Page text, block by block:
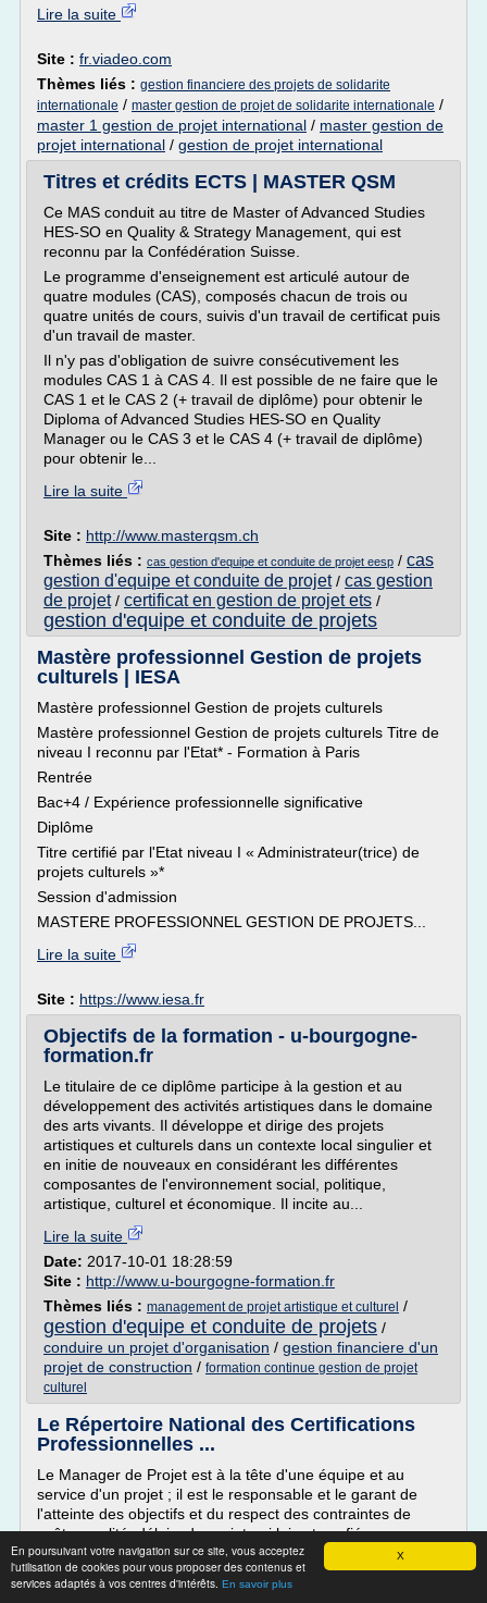
X
En poursuivant votre navigation sur ce site, vous acceptez
l'utilisation de cookies pour vous proposer des contenus et
services adaptés à vos centres d'intérêts. En savoir plus
Lire la suite
Site : fr.viadeo.com
Thèmes liés : gestion financiere des projets de solidarite
internationale / master gestion de projet de solidarite internationale /
master 1 gestion de projet international / master gestion de
projet international / gestion de projet international
Titres et crédits ECTS | MASTER QSM
Ce MAS conduit au titre de Master of Advanced Studies
HES-SO en Quality & Strategy Management, qui est
reconnu par la Confédération Suisse.
Le programme d'enseignement est articulé autour de
quatre modules (CAS), composés chacun de trois ou
quatre unités de cours, suivis d'un travail de certificat puis
d'un travail de master.
Il n'y pas d'obligation de suivre consécutivement les
modules CAS 1 à CAS 4. Il est possible de ne faire que le
CAS 1 et le CAS 2 (+ travail de diplôme) pour obtenir le
Diploma of Advanced Studies HES-SO en Quality
Manager ou le CAS 3 et le CAS 4 (+ travail de diplôme)
pour obtenir le...
Lire la suite
Site : http://www.masterqsm.ch
Thèmes liés : cas gestion d'equipe et conduite de projet eesp / cas
gestion d'equipe et conduite de projet/ cas gestion
de projet/ certificat en gestion de projet ets /
gestion d'equipe et conduite de projets
Mastère professionnel Gestion de projets
culturels | IESA
Mastère professionnel Gestion de projets culturels
Mastère professionnel Gestion de projets culturels Titre de
niveau I reconnu par l'Etat* - Formation à Paris
Rentrée
Bac+4 / Expérience professionnelle significative
Diplôme
Titre certifié par l'Etat niveau I « Administrateur(trice) de
projets culturels »*
Session d'admission
MASTERE PROFESSIONNEL GESTION DE PROJETS...
Lire la suite
Site : https://www.iesa.fr
Objectifs de la formation - u-bourgogne-
formation.fr
Le titulaire de ce diplôme participe à la gestion et au
développement des activités artistiques dans le domaine
des arts vivants. Il développe et dirige des projets
artistiques et culturels dans un contexte local singulier et
en initie de nouveaux en considérant les différentes
composantes de l'environnement social, politique,
artistique, culturel et économique. Il incite au...
Lire la suite
Date: 2017-10-01 18:28:59
Site : http://www.u-bourgogne-formation.fr
Thèmes liés : management de projet artistique et culturel /
gestion d'equipe et conduite de projets /
conduire un projet d'organisation / gestion financiere d'un
projet de construction / formation continue gestion de projet
culturel
Le Répertoire National des Certifications
Professionnelles ...
Le Manager de Projet est à la tête d'une équipe et au
service d'un projet ; il est le responsable et le garant de
l'atteinte des objectifs et du respect des contraintes de
coûts, qualité, délais, du projet qui lui est confié.
En ce sens, le Manager de Projet est appelé à conseiller et
accompagner les dirigeants de l'entreprise dans